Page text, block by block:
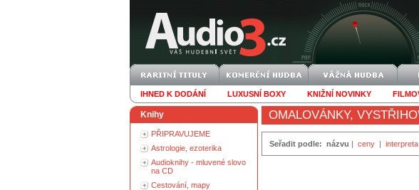
IHNED K DODÁNÍ LUXUSNÍ BOXY KNIŽNÍ NOVINKY
Knihy
PŘIPRAVUJEME
Astrologie, ezoterika
Audioknihy - mluvené slovo
na CD
Cestování, mapy
OMALOVÁNKY,
Seřadit podle: názvu | ceny | interpreta